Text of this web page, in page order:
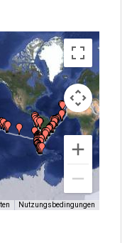
Nutzungsbedingungen